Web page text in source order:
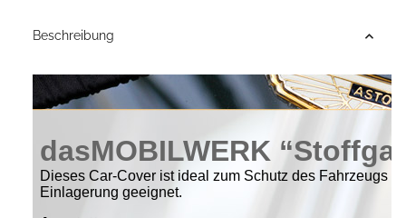
Beschreibung